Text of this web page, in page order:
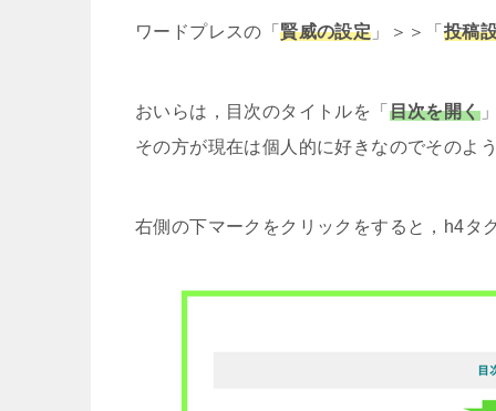
ワードプレスの「賢威の設定 」＞＞「 投稿
おいらは，目次のタイトルを「 目次を開く
その方が現在は個人的に好きなのでそのよ
右側の下マークをクリックをすると，h4タ